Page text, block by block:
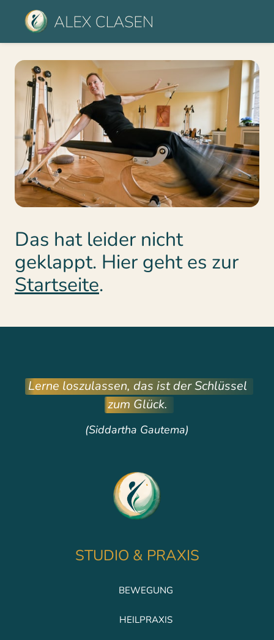
Das hat leider nicht
geklappt. Hier geht es zur
Startseite.
Lerne loszulassen, das ist der
zum Glück.
(Siddartha Gautema)
STUDIO & PRAXIS
BEWEGUNG
HEILPRAXIS